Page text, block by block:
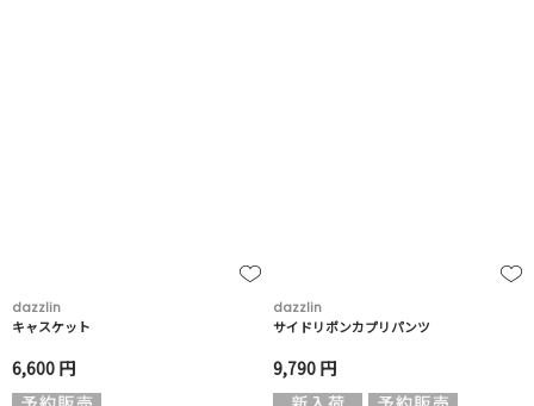
dazzlin
キャスケット
6,600 円
dazzlin
サイドリボンカプリパンツ
9,790 円